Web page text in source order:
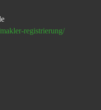
registrierung/